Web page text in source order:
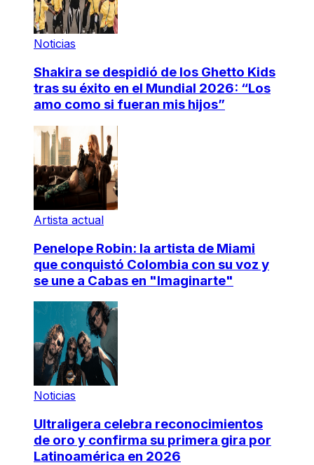
Noticias
Shakira se despidió de los Ghetto Kids
tras su éxito en el Mundial 2026: “Los
amo como si fueran mis hijos”
Artista actual
Penelope Robin: la artista de Miami
que conquistó Colombia con su voz y
se une a Cabas en "Imaginarte"
Noticias
Ultraligera celebra reconocimientos
de oro y confirma su primera gira por
Latinoamérica en 2026